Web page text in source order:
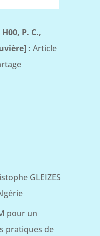
P. C.,
: Article
GLEIZES
pour un
pratiques de